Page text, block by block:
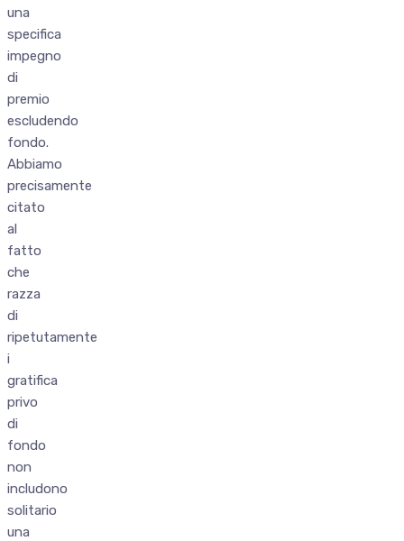
una
specifica
impegno
di
premio
escludendo
fondo.
Abbiamo
precisamente
citato
al
fatto
che
razza
di
ripetutamente
i
gratifica
privo
di
fondo
non
includono
solitario
una